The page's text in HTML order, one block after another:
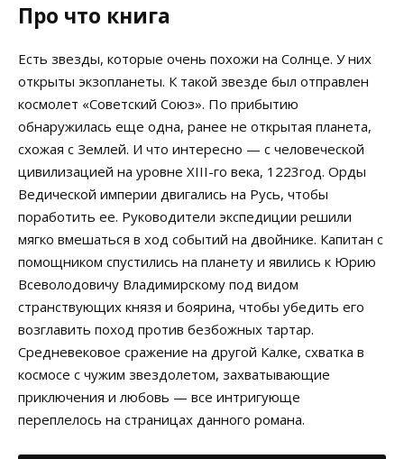
Про что книга
Есть звезды, которые очень похожи на Солнце. У них
открыты экзопланеты. К такой звезде был отправлен
космолет «Советский Союз». По прибытию
обнаружилась еще одна, ранее не открытая планета,
схожая с Землей. И что интересно — с человеческой
цивилизацией на уровне XIII-го века, 1223год. Орды
Ведической империи двигались на Русь, чтобы
поработить ее. Руководители экспедиции решили
мягко вмешаться в ход событий на двойнике. Капитан с
помощником спустились на планету и явились к Юрию
Всеволодовичу Владимирскому под видом
странствующих князя и боярина, чтобы убедить его
возглавить поход против безбожных тартар.
Средневековое сражение на другой Калке, схватка в
космосе с чужим звездолетом, захватывающие
приключения и любовь — все интригующе
переплелось на страницах данного романа.